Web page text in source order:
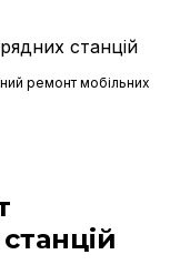
станцій
ремонт мобільних